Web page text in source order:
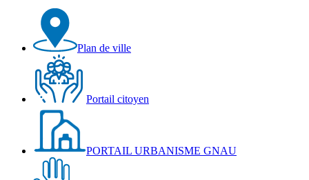
Plan de ville
Portail citoyen
PORTAIL URBANISME GNAU